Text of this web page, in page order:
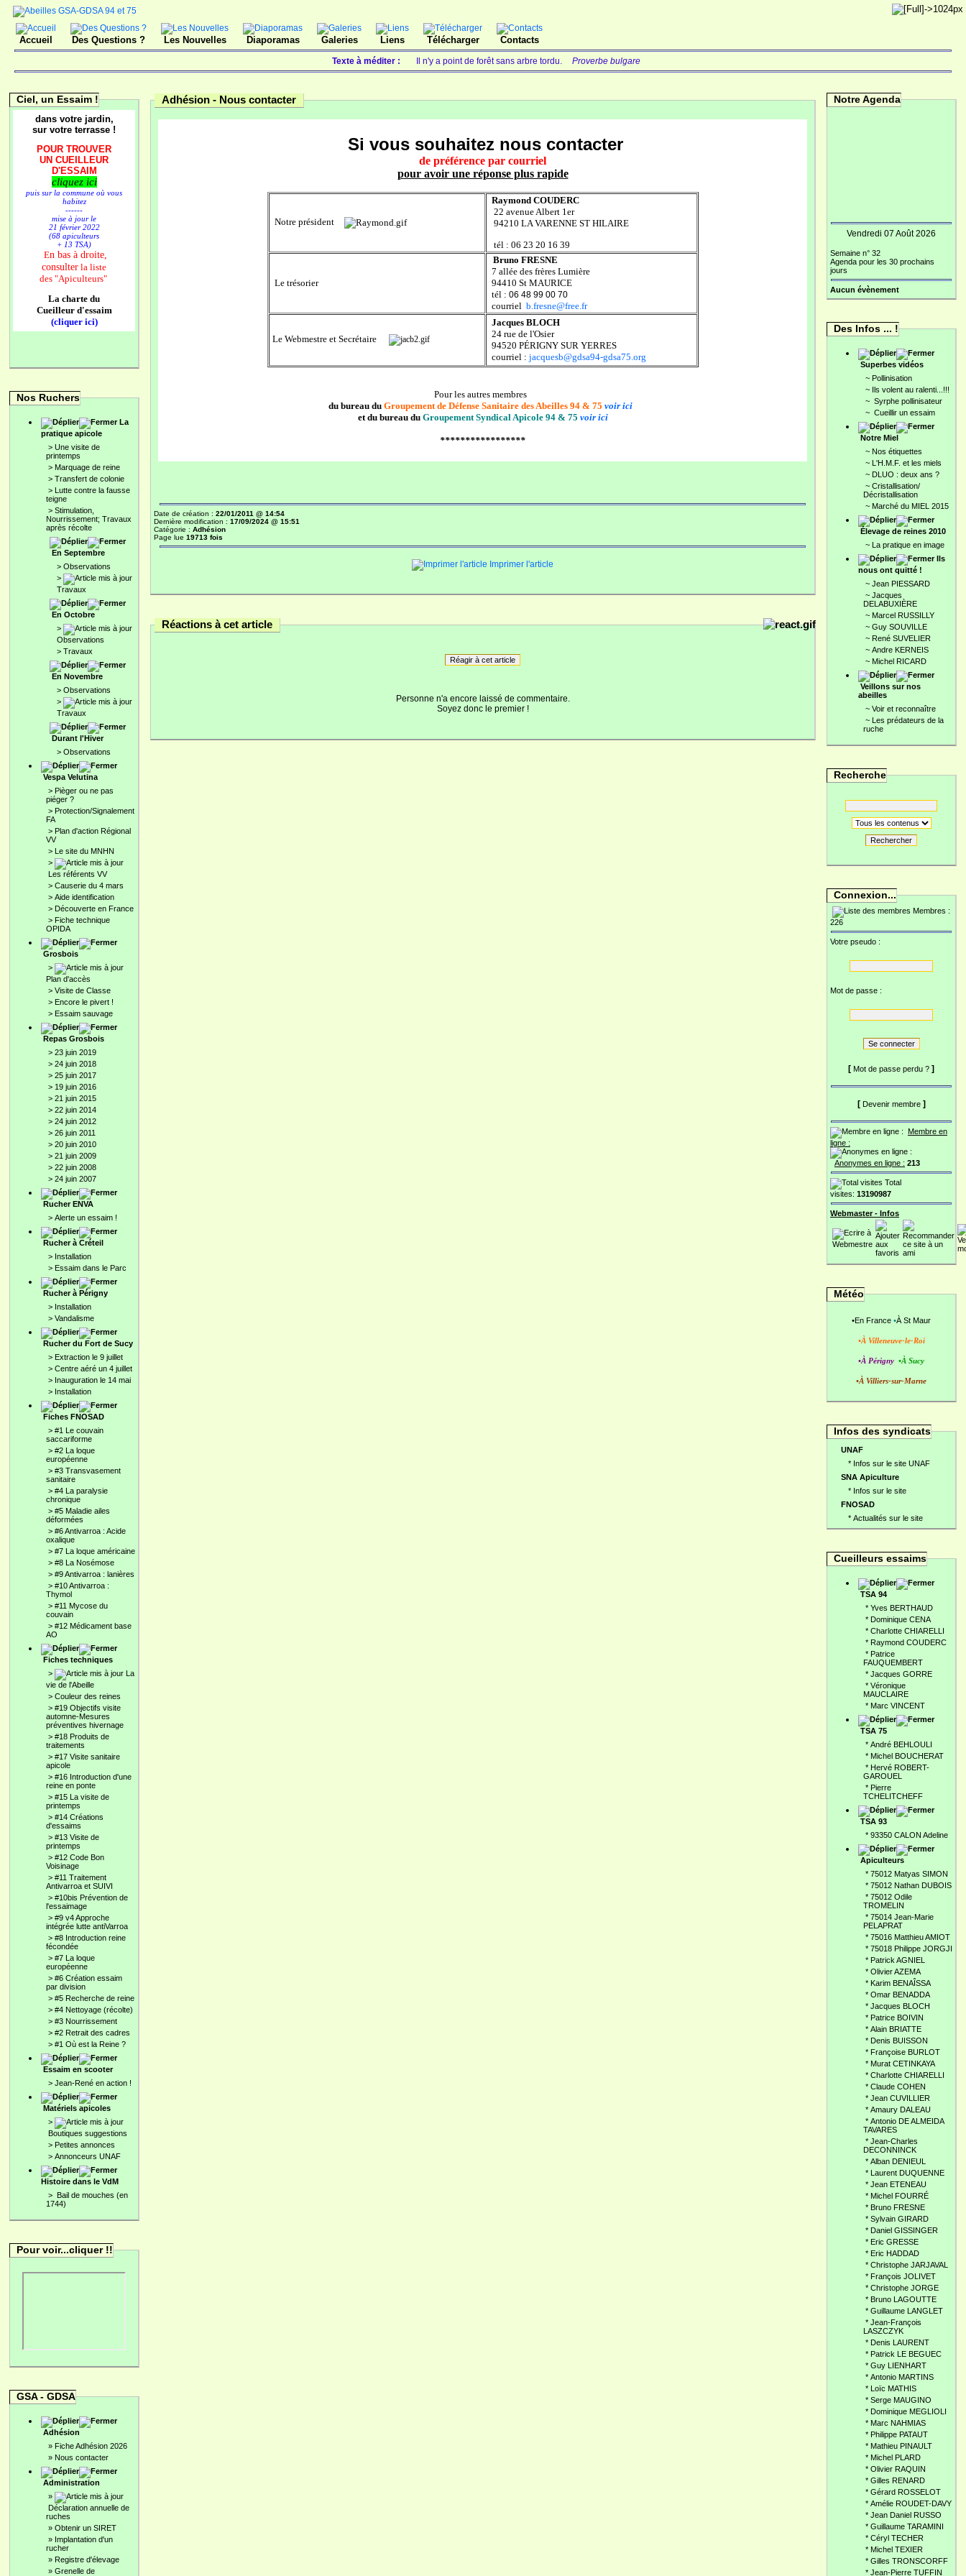
Accueil Des Questions ? Les Nouvelles Diaporamas Galeries Liens Télécharger Contacts
Texte à méditer : Il n'y a point de forêt sans arbre tordu. Proverbe bulgare
Ciel, un Essaim !
dans votre jardin,
sur votre terrasse !
POUR TROUVER
UN CUEILLEUR
D'ESSAIM
cliquez ici
puis sur la commune où vous
habitez
------
mise à jour le
21 février 2022
(68 apiculteurs
+ 13 TSA)
En bas à droite,
consulter la liste
des "Apiculteurs"
La charte du
Cueilleur d'essaim
(cliquer ici)
Nos Ruchers
La
pratique apicole
> Une visite de
printemps
> Marquage de reine
> Transfert de colonie
> Lutte contre la fausse
teigne
> Stimulation,
Nourrissement; Travaux
après récolte
En Septembre
> Observations
>
Travaux
En Octobre
>
Observations
> Travaux
En Novembre
> Observations
>
Travaux
Durant l'Hiver
> Observations
Vespa Velutina
> Pièger ou ne pas
piéger ?
> Protection/Signalement
FA
> Plan d'action Régional
VV
> Le site du MNHN
>
Les référents VV
> Causerie du 4 mars
> Aide identification
> Découverte en France
> Fiche technique
OPIDA
Grosbois
>
Plan d'accès
> Visite de Classe
> Encore le pivert !
> Essaim sauvage
Repas Grosbois
> 23 juin 2019
> 24 juin 2018
> 25 juin 2017
> 19 juin 2016
> 21 juin 2015
> 22 juin 2014
> 24 juin 2012
> 26 juin 2011
> 20 juin 2010
> 21 juin 2009
> 22 juin 2008
> 24 juin 2007
Rucher ENVA
> Alerte un essaim !
Rucher à Créteil
> Installation
> Essaim dans le Parc
Rucher à Périgny
> Installation
> Vandalisme
Rucher du Fort de Sucy
> Extraction le 9 juillet
> Centre aéré un 4 juillet
> Inauguration le 14 mai
> Installation
Fiches FNOSAD
> #1 Le couvain
saccariforme
> #2 La loque
européenne
> #3 Transvasement
sanitaire
> #4 La paralysie
chronique
> #5 Maladie ailes
déformées
> #6 Antivarroa : Acide
oxalique
> #7 La loque américaine
> #8 La Nosémose
> #9 Antivarroa : lanières
> #10 Antivarroa :
Thymol
> #11 Mycose du
couvain
> #12 Médicament base
AO
Fiches techniques
>
La
vie de l'Abeille
> Couleur des reines
> #19 Objectifs visite
automne-Mesures
préventives hivernage
> #18 Produits de
traitements
> #17 Visite sanitaire
apicole
> #16 Introduction d'une
reine en ponte
> #15 La visite de
printemps
> #14 Créations
d'essaims
> #13 Visite de
printemps
> #12 Code Bon
Voisinage
> #11 Traitement
Antivarroa et SUIVI
> #10bis Prévention de
l'essaimage
> #9 v4 Approche
intégrée lutte antiVarroa
> #8 Introduction reine
fécondée
> #7 La loque
européenne
> #6 Création essaim
par division
> #5 Recherche de reine
> #4 Nettoyage (récolte)
> #3 Nourrissement
> #2 Retrait des cadres
> #1 Où est la Reine ?
Essaim en scooter
> Jean-René en action !
Matériels apicoles
>
Boutiques suggestions
> Petites annonces
> Annonceurs UNAF
Histoire dans le VdM
> Bail de mouches (en
1744)
Pour voir...cliquer !!
GSA - GDSA
Adhésion
» Fiche Adhésion 2026
» Nous contacter
Administration
»
Déclaration annuelle de
ruches
» Obtenir un SIRET
» Implantation d'un
rucher
» Registre d'élevage
» Grenelle de
Adhésion - Nous contacter
Si vous souhaitez nous contacter
de préférence par courriel
pour avoir une réponse plus rapide
Notre président
Raymond COUDERC
22 avenue Albert 1er
94210 LA VARENNE ST HILAIRE
tél : 06 23 20 16 39
Le trésorier
Bruno FRESNE
7 allée des frères Lumière
94410 St MAURICE
tél : ‭06 48 99 00 70‬
courriel b.fresne@free.fr
Le Webmestre et Secrétaire
Jacques BLOCH
24 rue de l'Osier
94520 PÉRIGNY SUR YERRES
courriel : jacquesb@gdsa94-gdsa75.org
Pour les autres membres
du bureau du Groupement de Défense Sanitaire des Abeilles 94 & 75 voir ici
et du bureau du Groupement Syndical Apicole 94 & 75 voir ici
*****************
Date de création : 22/01/2011 @ 14:54
Dernière modification : 17/09/2024 @ 15:51
Catégorie : Adhésion
Page lue 19713 fois
Imprimer l'article
Réactions à cet article
Réagir à cet article
Personne n'a encore laissé de commentaire.
Soyez donc le premier !
Notre Agenda
Vendredi 07 Août 2026
Semaine n° 32
Agenda pour les 30 prochains
jours
Aucun évènement
Des Infos ... !
Superbes vidéos
~ Pollinisation
~ Ils volent au ralenti...!!!
~ Syrphe pollinisateur
~ Cueillir un essaim
Notre Miel
~ Nos étiquettes
~ L'H.M.F. et les miels
~ DLUO : deux ans ?
~ Cristallisation/
Décristallisation
~ Marché du MIEL 2015
Élevage de reines 2010
~ La pratique en image
Ils
nous ont quitté !
~ Jean PIESSARD
~ Jacques
DELABUXIÈRE
~ Marcel RUSSILLY
~ Guy SOUVILLE
~ René SUVELIER
~ Andre KERNEIS
~ Michel RICARD
Veillons sur nos
abeilles
~ Voir et reconnaître
~ Les prédateurs de la
ruche
Recherche
Rechercher
Connexion...
Membres :
226
Votre pseudo :
Mot de passe :
[ Mot de passe perdu ? ]
[ Devenir membre]
Membre en
ligne :
Anonymes en ligne : 213
Total
visites: 13190987
Webmaster - Infos
Météo
•En France •À St Maur
•À Villeneuve-le-Roi
•À Périgny •À Sucy
•À Villiers-sur-Marne
Infos des syndicats
UNAF
* Infos sur le site UNAF
SNA Apiculture
* Infos sur le site
FNOSAD
* Actualités sur le site
Cueilleurs essaims
TSA 94
* Yves BERTHAUD
* Dominique CENA
* Charlotte CHIARELLI
* Raymond COUDERC
* Patrice
FAUQUEMBERT
* Jacques GORRE
* Véronique
MAUCLAIRE
* Marc VINCENT
TSA 75
* André BEHLOULI
* Michel BOUCHERAT
* Hervé ROBERT-
GAROUEL
* Pierre
TCHELITCHEFF
TSA 93
* 93350 CALON Adeline
Apiculteurs
* 75012 Matyas SIMON
* 75012 Nathan DUBOIS
* 75012 Odile
TROMELIN
* 75014 Jean-Marie
PELAPRAT
* 75016 Matthieu AMIOT
* 75018 Philippe JORGJI
* Patrick AGNIEL
* Olivier AZEMA
* Karim BENAÎSSA
* Omar BENADDA
* Jacques BLOCH
* Patrice BOIVIN
* Alain BRIATTE
* Denis BUISSON
* Françoise BURLOT
* Murat CETINKAYA
* Charlotte CHIARELLI
* Claude COHEN
* Jean CUVILLIER
* Amaury DALEAU
* Antonio DE ALMEIDA
TAVARES
* Jean-Charles
DECONNINCK
* Alban DENIEUL
* Laurent DUQUENNE
* Jean ETENEAU
* Michel FOURRÉ
* Bruno FRESNE
* Sylvain GIRARD
* Daniel GISSINGER
* Eric GRESSE
* Eric HADDAD
* Christophe JARJAVAL
* François JOLIVET
* Christophe JORGE
* Bruno LAGOUTTE
* Guillaume LANGLET
* Jean-François
LASZCZYK
* Denis LAURENT
* Patrick LE BEGUEC
* Guy LIENHART
* Antonio MARTINS
* Loïc MATHIS
* Serge MAUGINO
* Dominique MEGLIOLI
* Marc NAHMIAS
* Philippe PATAUT
* Mathieu PINAULT
* Michel PLARD
* Olivier RAQUIN
* Gilles RENARD
* Gérard ROSSELOT
* Amélie ROUDET-DAVY
* Jean Daniel RUSSO
* Guillaume TARAMINI
* Céryl TECHER
* Michel TEXIER
* Gilles TRONSCORFF
* Jean-Pierre TUFFIN